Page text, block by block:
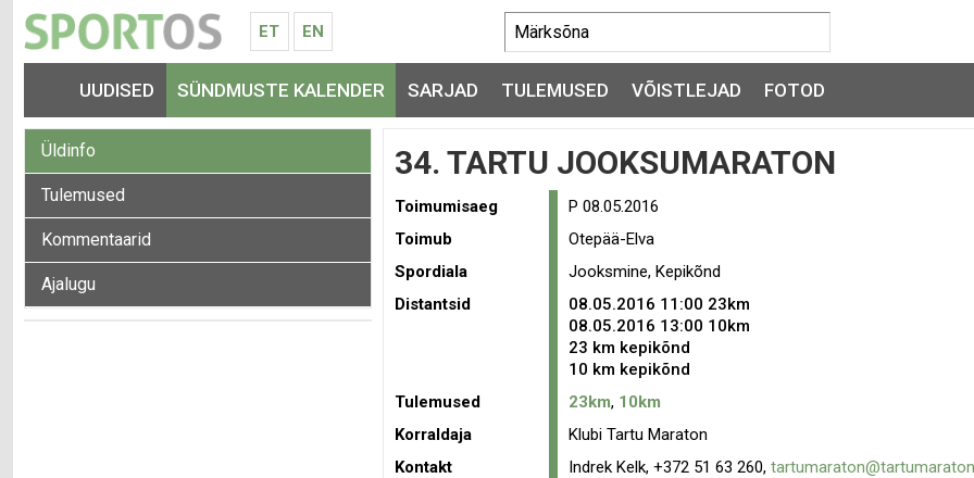
ET EN
UUDISED SÜNDMUSTE KALENDER SARJAD TULEMUSED VÕISTLEJAD FOTOD
Üldinfo
Tulemused
Kommentaarid
Ajalugu
34. TARTU JOOKSUMARATON
Toimumisaeg
P 08.05.2016
Toimub
Otepää-Elva
Spordiala
Jooksmine, Kepikõnd
Distantsid
08.05.2016 11:00 23km
08.05.2016 13:00 10km
23 km kepikõnd
10 km kepikõnd
Tulemused
23km, 10km
Korraldaja
Klubi Tartu Maraton
Kontakt
Indrek Kelk, +372 51 63 260,